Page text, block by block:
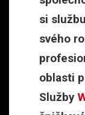
si
svého
oblasti
Služby